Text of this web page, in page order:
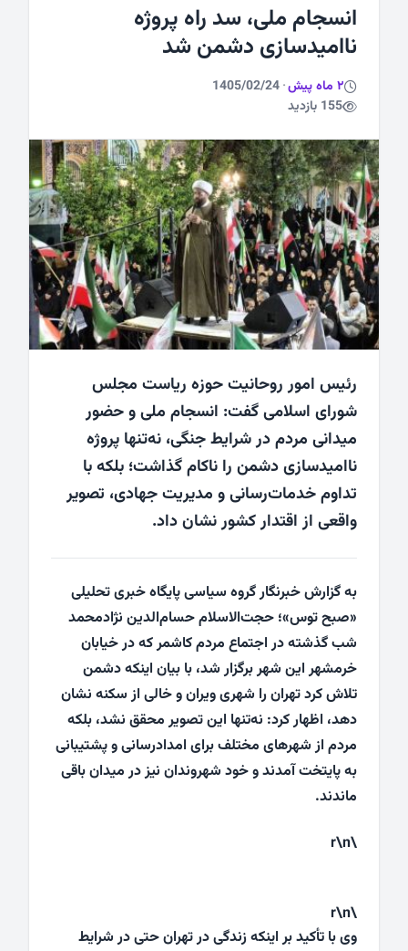
انسجام ملی، سد راه پروژه
ناامیدسازی دشمن شد
2 ماه پیش ·
1405/02/24
155 بازدید
رئیس امور روحانیت حوزه ریاست مجلس
شورای اسلامی گفت: انسجام ملی و حضور
میدانی مردم در شرایط جنگی، نه‌تنها پروژه
ناامیدسازی دشمن را ناکام گذاشت؛ بلکه با
تداوم خدمات‌رسانی و مدیریت جهادی، تصویر
واقعی از اقتدار کشور نشان داد.
به گزارش خبرنگار گروه سیاسی پایگاه خبری تحلیلی
«صبح توس»؛ حجت‌الاسلام حسام‌الدین نژادمحمد
شب گذشته در اجتماع مردم کاشمر که در خیابان
خرمشهر این شهر برگزار شد، با بیان اینکه دشمن
تلاش کرد تهران را شهری ویران و خالی از سکنه نشان
دهد، اظهار کرد: نه‌تنها این تصویر محقق نشد، بلکه
مردم از شهرهای مختلف برای امدادرسانی و پشتیبانی
به پایتخت آمدند و خود شهروندان نیز در میدان باقی
ماندند.
\r\n
\r\n
وی با تأکید بر اینکه زندگی در تهران حتی در شرایط